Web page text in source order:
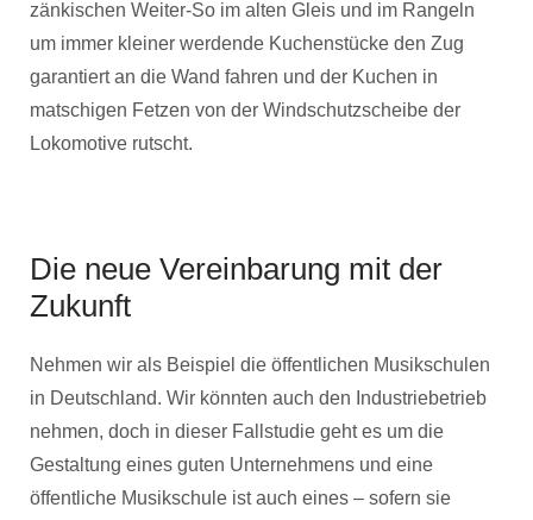
zänkischen Weiter-So im alten Gleis und im Rangeln
um immer kleiner werdende Kuchenstücke den Zug
garantiert an die Wand fahren und der Kuchen in
matschigen Fetzen von der Windschutzscheibe der
Lokomotive rutscht.
Die neue Vereinbarung mit der
Zukunft
Nehmen wir als Beispiel die öffentlichen Musikschulen
in Deutschland. Wir könnten auch den Industriebetrieb
nehmen, doch in dieser Fallstudie geht es um die
Gestaltung eines guten Unternehmens und eine
öffentliche Musikschule ist auch eines – sofern sie